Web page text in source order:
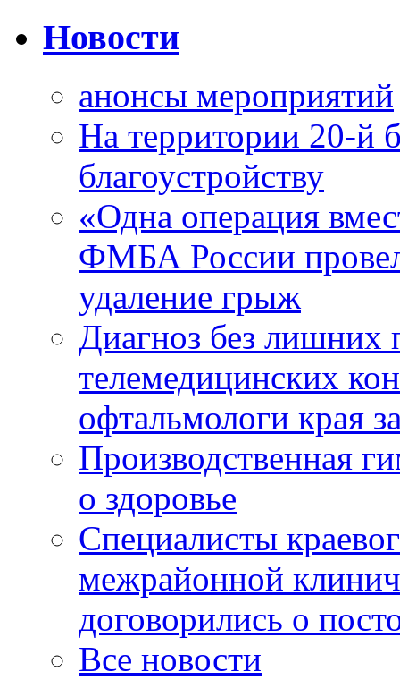
Новости
анонсы мероприятий
На территории 20-й
благоустройству
«Одна операция
ФМБА России
удаление грыж
Диагноз без лишних
телемедицинских
офтальмологи края
Производственная
о здоровье
Специалисты
межрайонной
договорились о
Все новости